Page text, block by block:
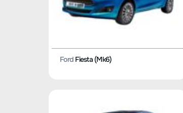
Ford Fiesta (Mk6)